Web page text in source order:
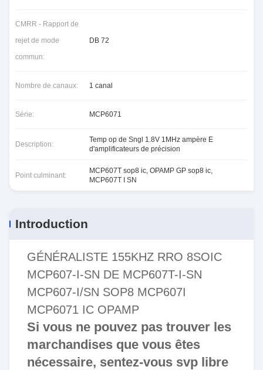
CMRR - Rapport de
rejet de mode
commun:
DB 72
Nombre de canaux: 1 canal
Série: MCP6071
Description:
Temp op de Sngl 1.8V 1MHz ampère E
d'amplificateurs de précision
Point culminant:
MCP607T sop8 ic, OPAMP GP sop8 ic,
MCP607T I SN
Introduction
GÉNÉRALISTE 155KHZ RRO 8SOIC
MCP607-I-SN DE MCP607T-I-SN
MCP607-I/SN SOP8 MCP607I
MCP6071 IC OPAMP
Si vous ne pouvez pas trouver les
marchandises que vous êtes
nécessaire, sentez-vous svp libre